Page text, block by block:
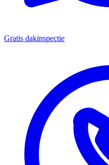
Gratis dakinspectie